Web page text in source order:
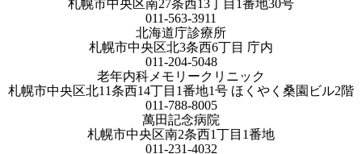
札幌市中央区南27条西13丁目1番地30号
011-563-3911
北海道庁診療所
札幌市中央区北3条西6丁目 庁内
011-204-5048
老年内科メモリークリニック
札幌市中央区北11条西14丁目1番地1号 ほくやく桑園ビル2階
011-788-8005
萬田記念病院
札幌市中央区南2条西1丁目1番地
011-231-4032